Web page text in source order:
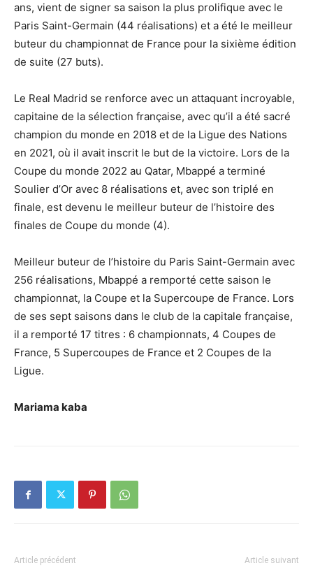
ans, vient de signer sa saison la plus prolifique avec le
Paris Saint-Germain (44 réalisations) et a été le meilleur
buteur du championnat de France pour la sixième édition
de suite (27 buts).
Le Real Madrid se renforce avec un attaquant incroyable,
capitaine de la sélection française, avec qu’il a été sacré
champion du monde en 2018 et de la Ligue des Nations
en 2021, où il avait inscrit le but de la victoire. Lors de la
Coupe du monde 2022 au Qatar, Mbappé a terminé
Soulier d’Or avec 8 réalisations et, avec son triplé en
finale, est devenu le meilleur buteur de l’histoire des
finales de Coupe du monde (4).
Meilleur buteur de l’histoire du Paris Saint-Germain avec
256 réalisations, Mbappé a remporté cette saison le
championnat, la Coupe et la Supercoupe de France. Lors
de ses sept saisons dans le club de la capitale française,
il a remporté 17 titres : 6 championnats, 4 Coupes de
France, 5 Supercoupes de France et 2 Coupes de la
Ligue.
Mariama kaba
Article précédent Article suivant